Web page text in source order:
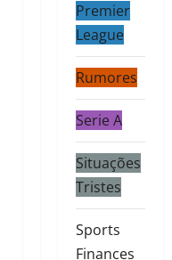
Premier
League
Rumores
Serie A
Situações
Tristes
Sports
Finances